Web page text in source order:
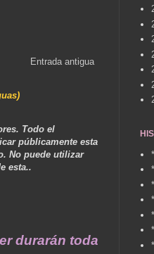
Entrada antigua
Todo el
públicamente esta
No puede utilizar
esta..
toda una vida .... TÚ